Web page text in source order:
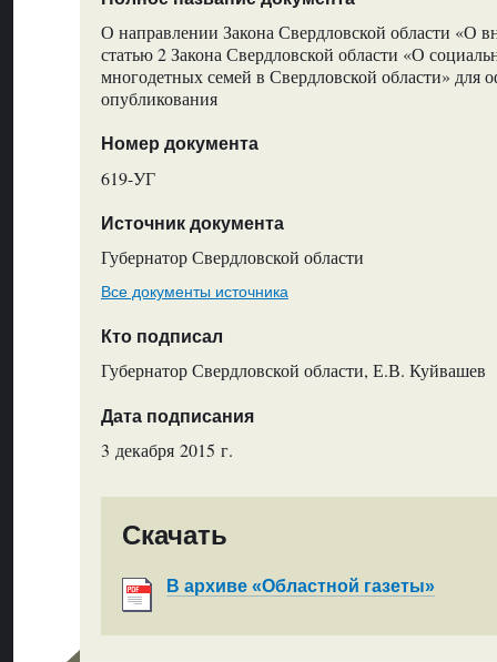
О направлении Закона Свердловской области «О
статью 2 Закона Свердловской области «О
многодетных семей в Свердловской области» для
опубликования
Номер документа
619-УГ
Источник документа
Губернатор Свердловской области
Все документы источника
Кто подписал
Губернатор Свердловской области, Е.В. Куйвашев
Дата подписания
3 декабря 2015 г.
Скачать
В архиве «Областной газеты»